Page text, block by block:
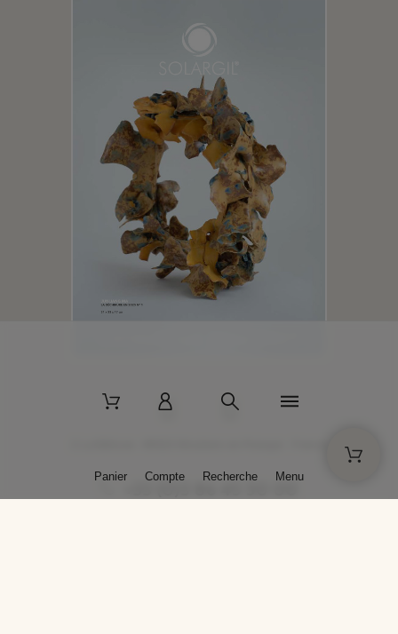
+33 (0)3 86 45 50 00
Panier Compte Recherche Menu